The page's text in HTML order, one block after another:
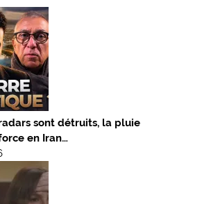
sont détruits, la pluie
en Iran…